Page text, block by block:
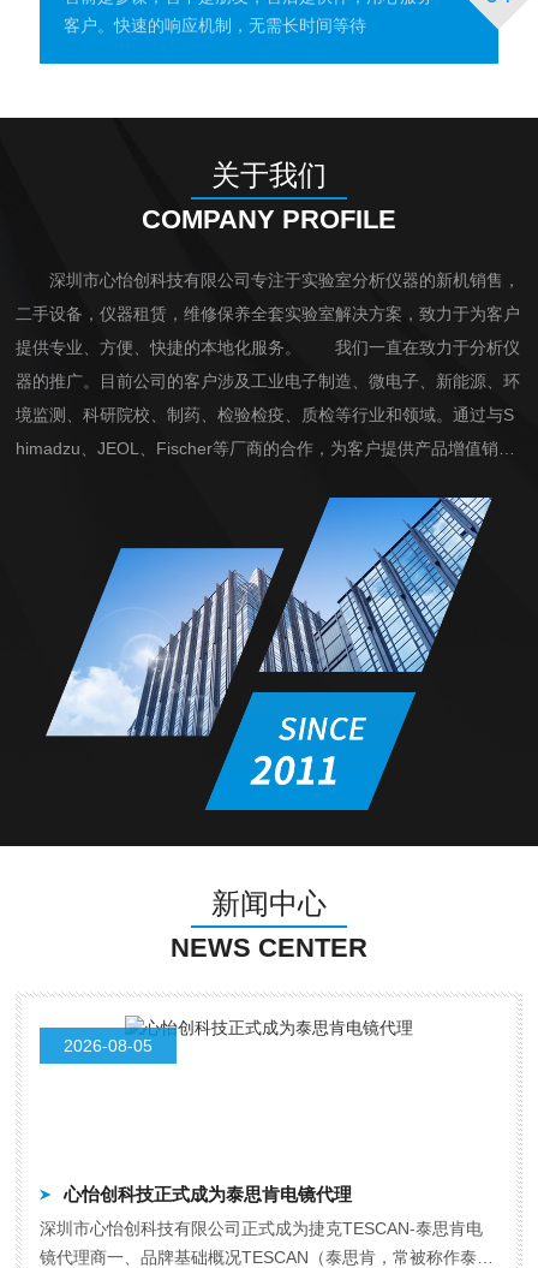
客户。快速的响应机制，无需长时间等待
关于我们
COMPANY PROFILE
深圳市心怡创科技有限公司专注于实验室分析仪器的新机销售，
二手设备，仪器租赁，维修保养全套实验室解决方案，致力于为客户
提供专业、方便、快捷的本地化服务。 我们一直在致力于分析仪
器的推广。目前公司的客户涉及工业电子制造、微电子、新能源、环
境监测、科研院校、制药、检验检疫、质检等行业和领域。通过与S
himadzu、JEOL、Fischer等厂商的合作，为客户提供产品增值销
开展仪器租赁、以旧换新以及售后维护等项目，不断*产品结构，秉
新闻中心
NEWS CENTER
2026-08-05
心怡创科技正式成为泰思肯电镜代理
深圳市心怡创科技有限公司正式成为捷克TESCAN‑泰思肯电
镜代理商一、品牌基础概况TESCAN（泰思肯，常被称作泰斯